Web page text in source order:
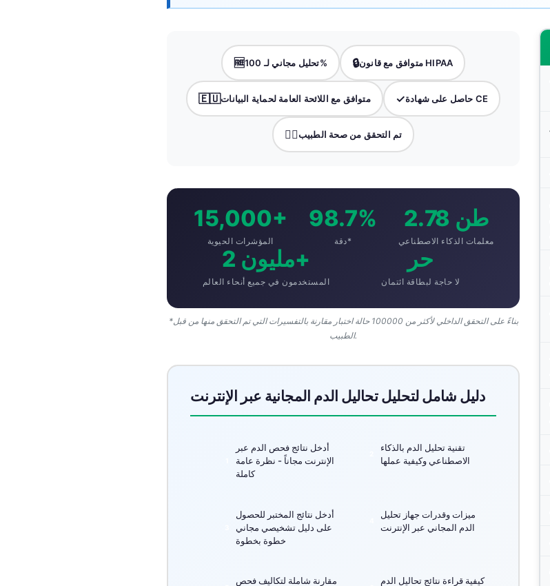
🆓 تحليل مجاني لـ 100% 🔒 متوافق مع قانون HIPAA
🇪🇺متوافق مع اللائحة العامة لحماية البيانات ✓ حاصل على شهادة CE
👨‍⚕️تم التحقق من صحة الطبيب
15,000+
المؤشرات الحيوية
98.7%
دقة*
2.78 طن
معلمات الذكاء الاصطناعي
2 مليون+
المستخدمون في جميع أنحاء العالم
حر
لا حاجة لبطاقة ائتمان
*بناءً على التحقق الداخلي لأكثر من 100000 حالة اختبار مقارنة بالتفسيرات التي تم التحقق منها من قبل
الطبيب.
دليل شامل لتحليل تحاليل الدم المجانية عبر الإنترنت
أدخل نتائج فحص الدم عبر
الإنترنت مجاناً - نظرة عامة
كاملة
تقنية تحليل الدم بالذكاء
الاصطناعي وكيفية عملها
أدخل نتائج المختبر للحصول
على دليل تشخيصي مجاني
خطوة بخطوة
ميزات وقدرات جهاز تحليل
الدم المجاني عبر الإنترنت
مقارنة شاملة لتكاليف فحص كيفية قراءة نتائج تحاليل الدم